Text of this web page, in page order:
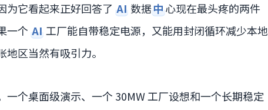
为它看起来正好回答了 AI 数据中心现在最头疼的两件
一个 AI 工厂能自带稳定电源，又能用封闭循环减少本地
区当然有吸引力。
个桌面级演示、一个 30MW 工厂设想和一个长期稳定